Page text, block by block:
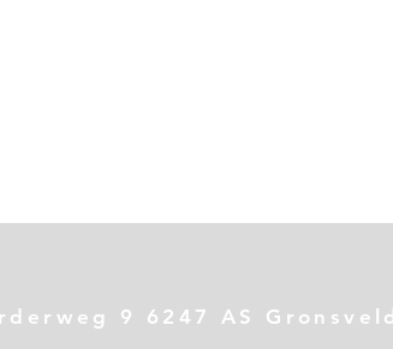
9 6247 AS Gronsveld